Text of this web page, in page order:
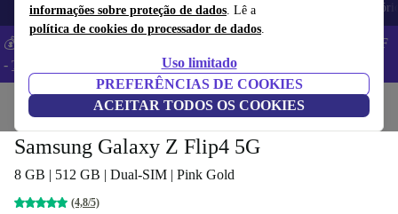
informações sobre proteção de dados. Lê a
política de cookies do processador de dados.
Uso limitado
PREFERÊNCIAS DE COOKIES
ACEITAR TODOS OS COOKIES
Telemóveis Computadores Portáteis Tablets
💰 Poupa MAIS -5% em MacBooks e iPads – Código: BACK5OFF
- TC
Início Telemóveis e smartphones Telemóveis Samsung Galaxy
Samsung Galaxy Z Flip4 5G
8 GB | 512 GB | Dual-SIM | Pink Gold
(4,8/5)